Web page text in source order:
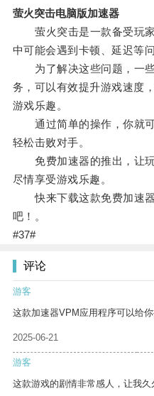
萤火突击电脑版加速器
萤火突击是一款备受玩家
中可能会遇到卡顿、延迟等问
为了解决这些问题，一些
务，可以有效提升游戏速度
游戏乐趣。
通过简单的操作，你就可
轻松击败对手。
免费加速器的推出，让玩
尽情享受游戏乐趣。
快来下载这款免费加速器
吧！。
#37#
评论
游客
这款加速器VPM应用程序可以给
2025-06-21
游客
这款游戏的剧情非常感人，让我久